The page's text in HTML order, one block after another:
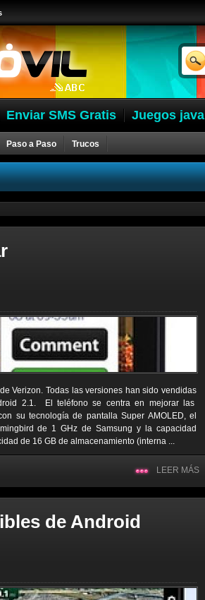
Enviar SMS Gratis Juegos java
Paso a Paso Trucos
Verizon. Todas las versiones han sido vendidas
2.1. El teléfono se centra en mejorar las
su tecnología de pantalla Super AMOLED, el
de 1 GHz de Samsung y la capacidad
de 16 GB de almacenamiento (interna ...
LEER MÁS
de Android